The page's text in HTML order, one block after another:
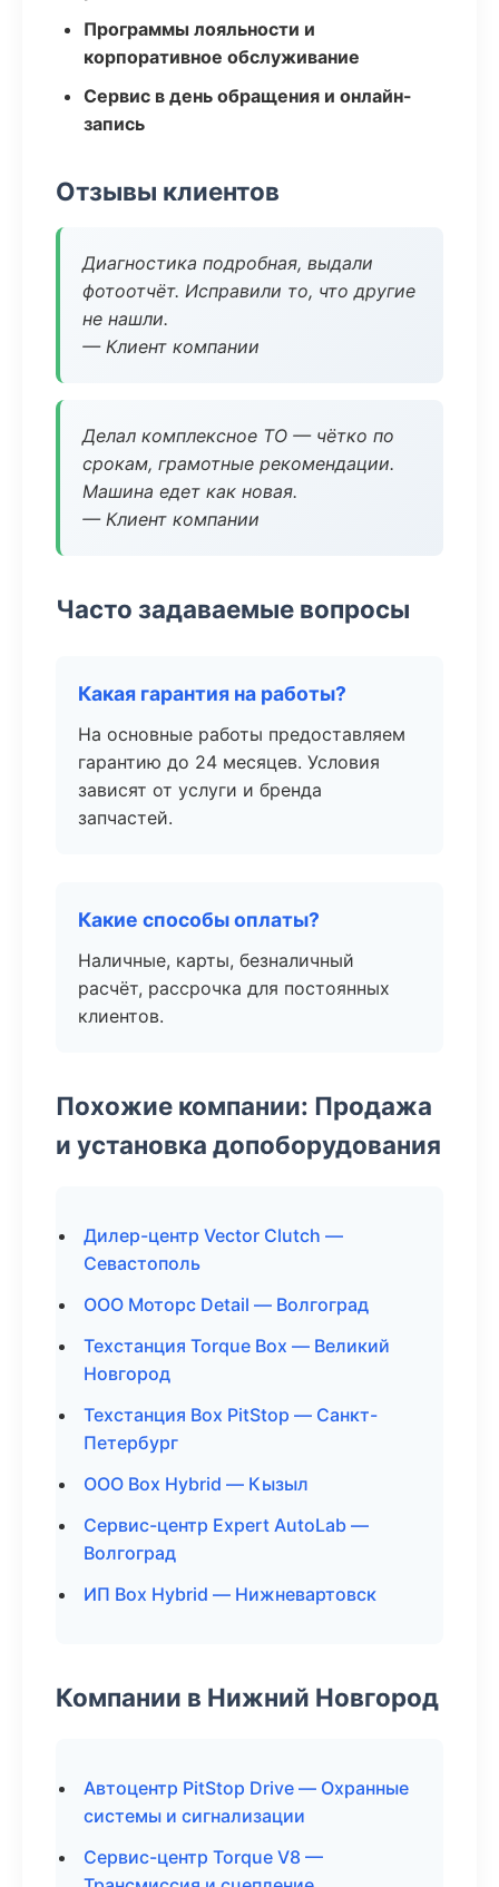
Программы лояльности и
корпоративное обслуживание
Сервис в день обращения и онлайн-
запись
Отзывы клиентов
Диагностика подробная, выдали
фотоотчёт. Исправили то, что другие
не нашли.
— Клиент компании
Делал комплексное ТО — чётко по
срокам, грамотные рекомендации.
Машина едет как новая.
— Клиент компании
Часто задаваемые вопросы
Какая гарантия на работы?
На основные работы предоставляем
гарантию до 24 месяцев. Условия
зависят от услуги и бренда
запчастей.
Какие способы оплаты?
Наличные, карты, безналичный
расчёт, рассрочка для постоянных
клиентов.
Похожие компании: Продажа
и установка допоборудования
Дилер-центр Vector Clutch —
Севастополь
ООО Моторс Detail — Волгоград
Техстанция Torque Box — Великий
Новгород
Техстанция Box PitStop — Санкт-
Петербург
ООО Box Hybrid — Кызыл
Сервис-центр Expert AutoLab —
Волгоград
ИП Box Hybrid — Нижневартовск
Компании в Нижний Новгород
Автоцентр PitStop Drive — Охранные
системы и сигнализации
Сервис-центр Torque V8 —